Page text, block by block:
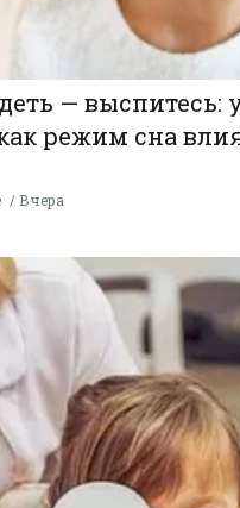
— выспитесь:
режим сна
Вчера